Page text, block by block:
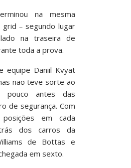
na mesma
grid – segundo lugar
na traseira de
toda a prova.
equipe Daniil Kvyat
não teve sorte ao
pouco antes das
de segurança. Com
em cada
dos carros da
de Bottas e
em sexto.